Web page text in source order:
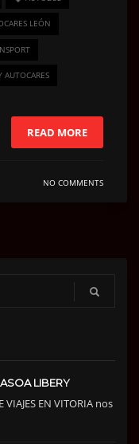
LEÓN
AUTOCARES
READ MORE
NO COMMENTS
LIBERY
VIAJES EN VITORIA nos